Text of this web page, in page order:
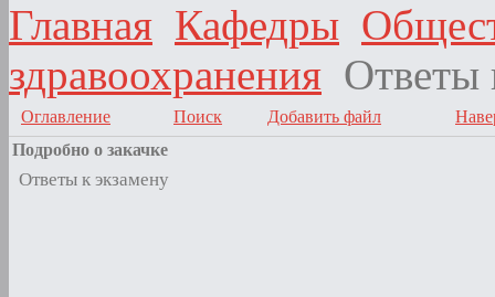
Главная Кафедры
здравоохранения Ответы
Оглавление Поиск Добавить файл
Подробно о закачке
Ответы к экзамену